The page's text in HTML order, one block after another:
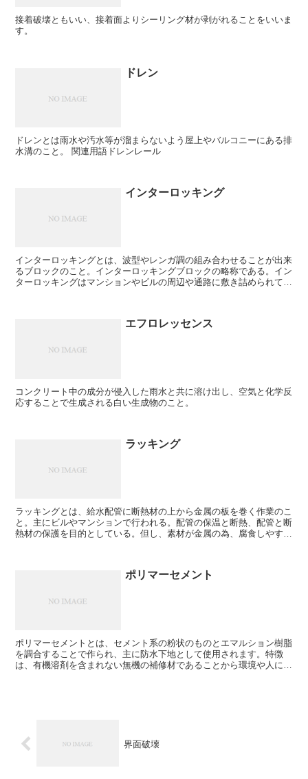
接着破壊ともいい、接着面よりシーリング材が剥がれることをいいま
す。
ドレン
ドレンとは雨水や汚水等が溜まらないよう屋上やバルコニーにある排
水溝のこと。 関連用語ドレンレール
インターロッキング
インターロッキングとは、波型やレンガ調の組み合わせることが出来
るブロックのこと。インターロッキングブロックの略称である。イン
ターロッキングはマンションやビルの周辺や通路に敷き詰められてい
エフロレッセンス
コンクリート中の成分が侵入した雨水と共に溶け出し、空気と化学反
応することで生成される白い生成物のこと。
ラッキング
ラッキングとは、給水配管に断熱材の上から金属の板を巻く作業のこ
と。主にビルやマンションで行われる。配管の保温と断熱、配管と断
熱材の保護を目的としている。但し、素材が金属の為、腐食しやす
ポリマーセメント
ポリマーセメントとは、セメント系の粉状のものとエマルション樹脂
を調合することで作られ、主に防水下地として使用されます。特徴
は、有機溶剤を含まれない無機の補修材であることから環境や人にや
界面破壊